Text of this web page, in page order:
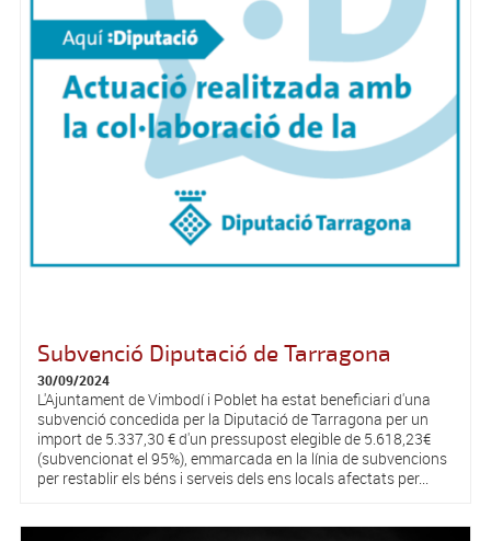
Subvenció Diputació de Tarragona
30/09/2024
L'Ajuntament de Vimbodí i Poblet ha estat beneficiari d'una
subvenció concedida per la Diputació de Tarragona per un
import de 5.337,30 € d'un pressupost elegible de 5.618,23€
(subvencionat el 95%), emmarcada en la línia de subvencions
per restablir els béns i serveis dels ens locals afectats per...